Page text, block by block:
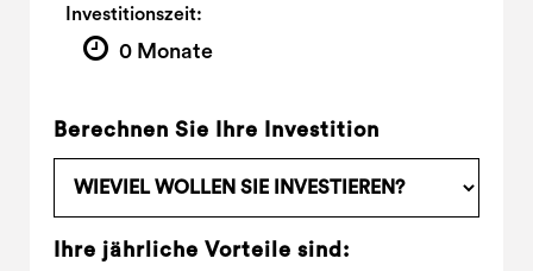
Investitionszeit:
0 Monate
Berechnen Sie Ihre Investition
Ihre jährliche Vorteile sind: